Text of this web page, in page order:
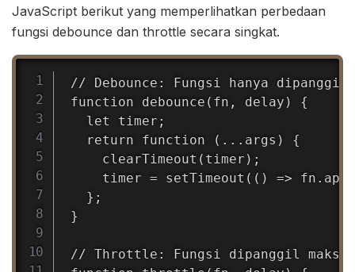
JavaScript berikut yang memperlihatkan perbedaan
fungsi debounce dan throttle secara singkat.
// Debounce: Fungsi hanya
function debounce(fn, delay) {
  let timer;
  return function (...args) {
    clearTimeout(timer);
timer = setTimeout(() =>
  };
}
// Throttle: Fungsi dipanggil